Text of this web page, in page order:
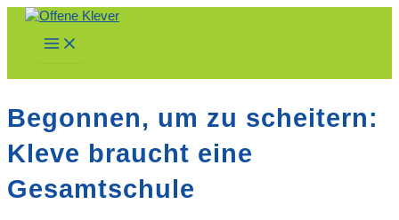
Zum
springen
Main
Menu
Begonnen, um zu scheitern:
Kleve braucht eine
Gesamtschule